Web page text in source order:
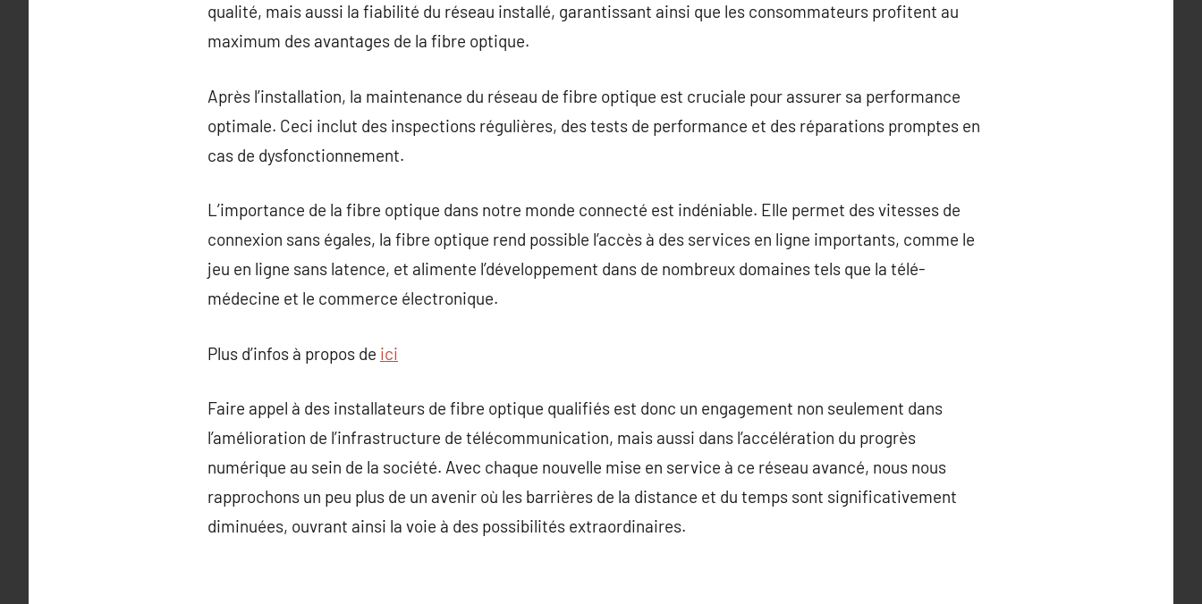
qualité, mais aussi la fiabilité du réseau installé, garantissant ainsi que les consommateurs profitent au
maximum des avantages de la fibre optique.
Après l’installation, la maintenance du réseau de fibre optique est cruciale pour assurer sa performance
optimale. Ceci inclut des inspections régulières, des tests de performance et des réparations promptes en
cas de dysfonctionnement.
L’importance de la fibre optique dans notre monde connecté est indéniable. Elle permet des vitesses de
connexion sans égales, la fibre optique rend possible l’accès à des services en ligne importants, comme le
jeu en ligne sans latence, et alimente l’développement dans de nombreux domaines tels que la télé-
médecine et le commerce électronique.
Plus d’infos à propos de ici
Faire appel à des installateurs de fibre optique qualifiés est donc un engagement non seulement dans
l’amélioration de l’infrastructure de télécommunication, mais aussi dans l’accélération du progrès
numérique au sein de la société. Avec chaque nouvelle mise en service à ce réseau avancé, nous nous
rapprochons un peu plus de un avenir où les barrières de la distance et du temps sont significativement
diminuées, ouvrant ainsi la voie à des possibilités extraordinaires.